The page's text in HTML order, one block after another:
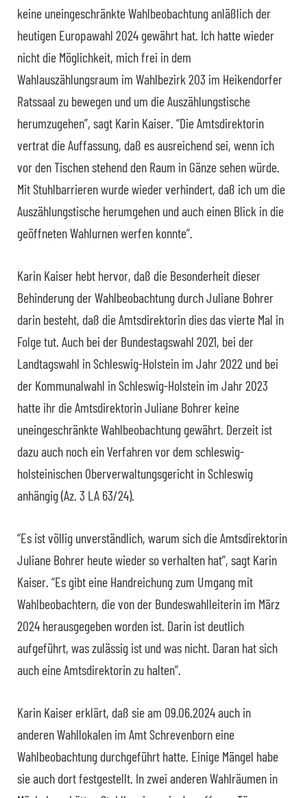
keine uneingeschränkte Wahlbeobachtung anläßlich der
heutigen Europawahl 2024 gewährt hat. Ich hatte wieder
nicht die Möglichkeit, mich frei in dem
Wahlauszählungsraum im Wahlbezirk 203 im Heikendorfer
Ratssaal zu bewegen und um die Auszählungstische
herumzugehen”, sagt Karin Kaiser. “Die Amtsdirektorin
vertrat die Auffassung, daß es ausreichend sei, wenn ich
vor den Tischen stehend den Raum in Gänze sehen würde.
Mit Stuhlbarrieren wurde wieder verhindert, daß ich um die
Auszählungstische herumgehen und auch einen Blick in die
geöffneten Wahlurnen werfen konnte”.
Karin Kaiser hebt hervor, daß die Besonderheit dieser
Behinderung der Wahlbeobachtung durch Juliane Bohrer
darin besteht, daß die Amtsdirektorin dies das vierte Mal in
Folge tut. Auch bei der Bundestagswahl 2021, bei der
Landtagswahl in Schleswig-Holstein im Jahr 2022 und bei
der Kommunalwahl in Schleswig-Holstein im Jahr 2023
hatte ihr die Amtsdirektorin Juliane Bohrer keine
uneingeschränkte Wahlbeobachtung gewährt. Derzeit ist
dazu auch noch ein Verfahren vor dem schleswig-
holsteinischen Oberverwaltungsgericht in Schleswig
anhängig (Az. 3 LA 63/24).
“Es ist völlig unverständlich, warum sich die Amtsdirektorin
Juliane Bohrer heute wieder so verhalten hat”, sagt Karin
Kaiser. “Es gibt eine Handreichung zum Umgang mit
Wahlbeobachtern, die von der Bundeswahlleiterin im März
2024 herausgegeben worden ist. Darin ist deutlich
aufgeführt, was zulässig ist und was nicht. Daran hat sich
auch eine Amtsdirektorin zu halten”.
Karin Kaiser erklärt, daß sie am 09.06.2024 auch in
anderen Wahllokalen im Amt Schrevenborn eine
Wahlbeobachtung durchgeführt hatte. Einige Mängel habe
sie auch dort festgestellt. In zwei anderen Wahlräumen in